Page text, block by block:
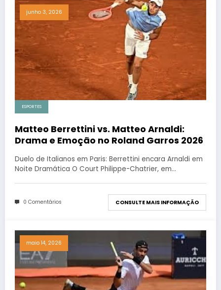
junho 3, 2026
ESPORTES
Matteo Berrettini vs. Matteo Arnaldi:
Drama e Emoção no Roland Garros 2026
Duelo de Italianos em Paris: Berrettini encara Arnaldi em
Noite Dramática O Court Philippe-Chatrier, em…
0 Comentários CONSULTE MAIS INFORMAÇÃO
maio 14, 2026